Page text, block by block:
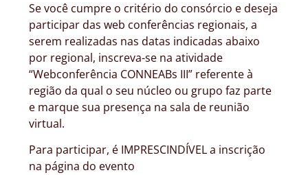
Se você cumpre o critério do consórcio e deseja
participar das web conferências regionais, a
serem realizadas nas datas indicadas abaixo
por regional, inscreva-se na atividade
“Webconferência CONNEABs III” referente à
região da qual o seu núcleo ou grupo faz parte
e marque sua presença na sala de reunião
virtual.
Para participar, é IMPRESCINDÍVEL a inscrição
na página do evento